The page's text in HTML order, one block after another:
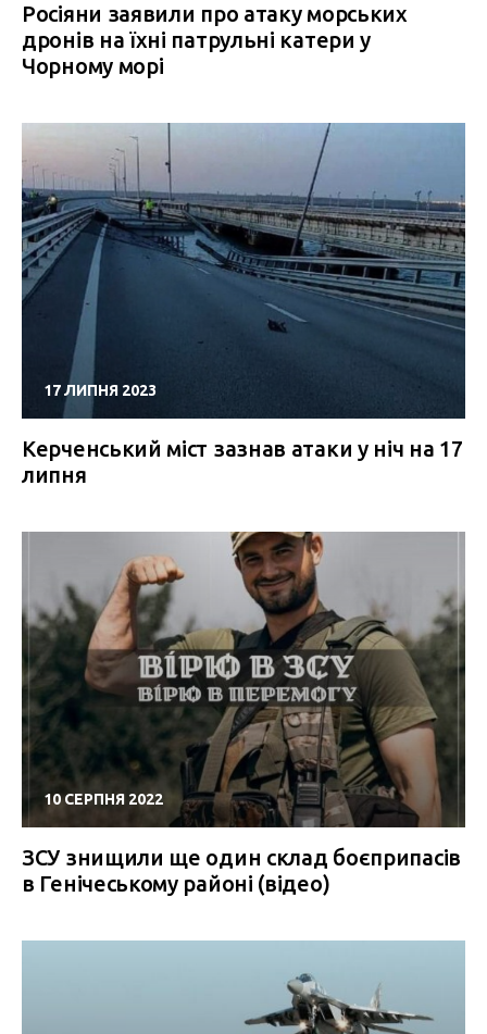
Росіяни заявили про атаку морських
дронів на їхні патрульні катери у
Чорному морі
17 ЛИПНЯ 2023
Керченський міст зазнав атаки у ніч на 17
липня
10 СЕРПНЯ 2022
ЗСУ знищили ще один склад боєприпасів
в Генічеському районі (відео)